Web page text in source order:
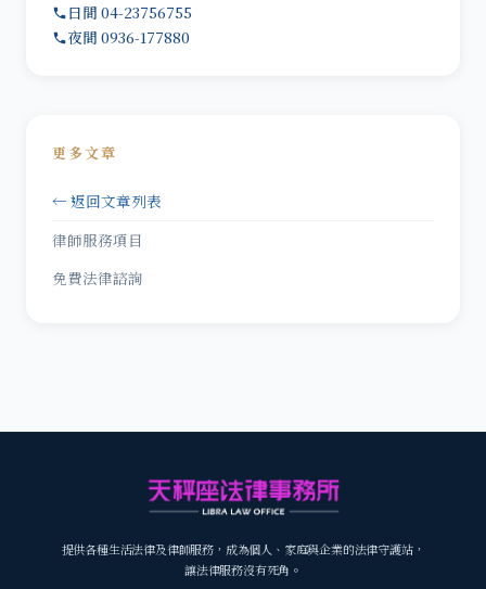
日間 04-23756755
夜間 0936-177880
更多文章
← 返回文章列表
律師服務項目
免費法律諮詢
提供各種生活法律及律師服務，成為個人、家庭與企業的法律守護站，
讓法律服務沒有死角。